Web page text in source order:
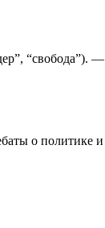
“свобода”).
о политике